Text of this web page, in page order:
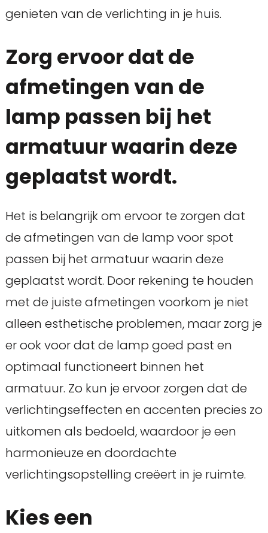
genieten van de verlichting in je huis.
Zorg ervoor dat de
afmetingen van de
lamp passen bij het
armatuur waarin deze
geplaatst wordt.
Het is belangrijk om ervoor te zorgen dat
de afmetingen van de lamp voor spot
passen bij het armatuur waarin deze
geplaatst wordt. Door rekening te houden
met de juiste afmetingen voorkom je niet
alleen esthetische problemen, maar zorg je
er ook voor dat de lamp goed past en
optimaal functioneert binnen het
armatuur. Zo kun je ervoor zorgen dat de
verlichtingseffecten en accenten precies zo
uitkomen als bedoeld, waardoor je een
harmonieuze en doordachte
verlichtingsopstelling creëert in je ruimte.
Kies een